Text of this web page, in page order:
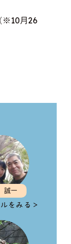
※10月26
誠一
をみる＞